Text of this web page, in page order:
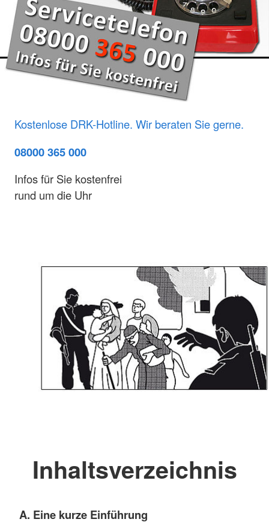
Kostenlose DRK-Hotline. Wir beraten Sie gerne.
08000 365 000
Infos für Sie kostenfrei
rund um die Uhr
Inhaltsverzeichnis
A. Eine kurze Einführung